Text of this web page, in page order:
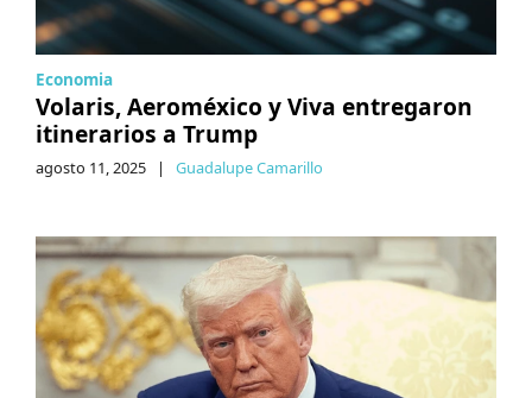
Economia
Volaris, Aeroméxico y Viva entregaron
itinerarios a Trump
agosto 11, 2025 | Guadalupe Camarillo